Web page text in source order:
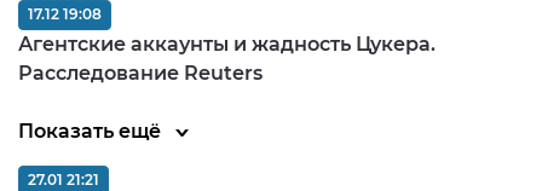
Агентские аккаунты и жадность Цукера.
Расследование Reuters
17.12 19:08
Показать ещё
27.01 21:21